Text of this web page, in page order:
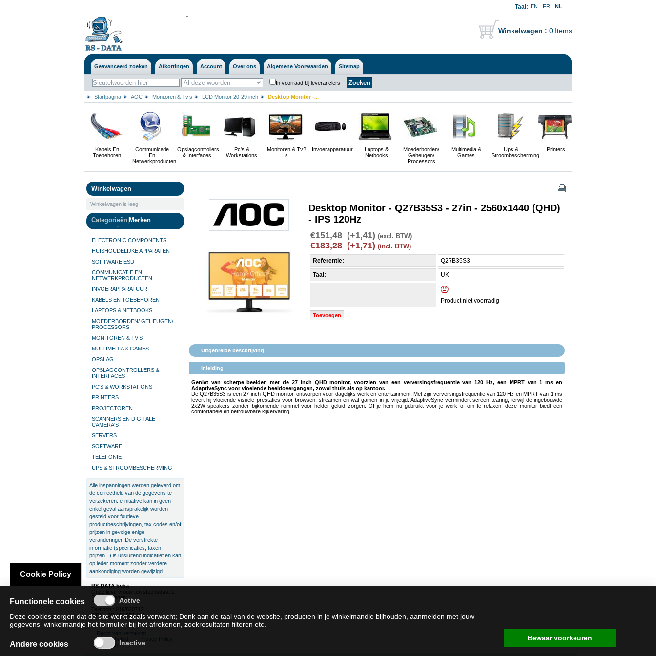
Taal: EN FR
NL
''
Winkelwagen : 0 Items
Geavanceerd zoeken Afkortingen Account Over ons Algemene Voorwaarden Sitemap
In voorraad bij leveranciers
Startpagina AOC Monitoren & Tv’s LCD Monitor 20-29 inch Desktop Monitor -...
Kabels En
Toebehoren
Communicatie
En
Netwerkproducten
Opslagcontrollers
& Interfaces
Pc's &
Workstations
Monitoren & Tv?
s
Invoerapparatuur
Laptops &
Netbooks
Moederborden/
Geheugen/
Processors
Multimedia &
Games
Ups &
Stroombescherming
Printers
Winkelwagen
Winkelwagen is leeg!
Categorieën Merken
ELECTRONIC COMPONENTS
HUISHOUDELIJKE APPARATEN
SOFTWARE ESD
COMMUNICATIE EN
NETWERKPRODUCTEN
INVOERAPPARATUUR
KABELS EN TOEBEHOREN
LAPTOPS & NETBOOKS
MOEDERBORDEN/ GEHEUGEN/
PROCESSORS
MONITOREN & TV’S
MULTIMEDIA & GAMES
OPSLAG
OPSLAGCONTROLLERS &
INTERFACES
PC'S & WORKSTATIONS
PRINTERS
PROJECTOREN
SCANNERS EN DIGITALE
CAMERA'S
SERVERS
SOFTWARE
TELEFONIE
UPS & STROOMBESCHERMING
Alle inspanningen werden geleverd om
de correctheid van de gegevens te
verzekeren. e-nitiative kan in geen
enkel geval aansprakelijk worden
gesteld voor foutieve
productbeschrijvingen, tax codes en/of
prijzen in gevolge enige
veranderingen.De verstrekte
informatie (specificaties, taxen,
prijzen...) is uitsluitend indicatief en kan
op ieder moment zonder verdere
aankondiging worden gewijzigd.
RS-DATA bvba
Onze lieve vrouw ten steenstraat 1
B-3300 Tienen
België
Telefoon : 016/820712
BTW : BE 466.551.192
Recht van verzaking
Cookie beleid
Privacy Policy
SAT/SAR
Desktop Monitor - Q27B35S3 - 27in - 2560x1440 (QHD)
- IPS 120Hz
€151,48 (+1,41) (excl. BTW)
€183,28 (+1,71) (incl. BTW)
Referentie: Q27B35S3
Taal: UK
Product niet voorradig
Toevoegen
Uitgebreide beschrijving
Inleiding
Geniet van scherpe beelden met de 27 inch QHD monitor, voorzien van een verversingsfrequentie van 120 Hz, een MPRT van 1 ms en
AdaptiveSync voor vloeiende beeldovergangen, zowel thuis als op kantoor.
De Q27B35S3 is een 27-inch QHD monitor, ontworpen voor dagelijks werk en entertainment. Met zijn verversingsfrequentie van 120 Hz en MPRT van 1 ms
levert hij vloeiende visuele prestaties voor browsen, streamen en wat gamen in je vrijetijd. AdaptiveSync vermindert screen tearing, terwijl de ingebouwde
2x2W speakers zonder bijkomende rommel voor helder geluid zorgen. Of je hem nu gebruikt voor je werk of om te relaxen, deze monitor biedt een
comfortabele en betrouwbare kijkervaring.
Cookie Policy
Functionele cookies
Deze cookies zorgen dat de site werkt zoals verwacht; Denk aan de taal van de website, producten in je winkelmandje bijhouden, aanmelden met jouw
gegevens, winkelmandje het formulier bij het afrekenen, zoekresultaten filteren etc.
Andere cookies
Bewaar voorkeuren